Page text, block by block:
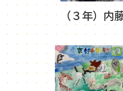
（３年）内